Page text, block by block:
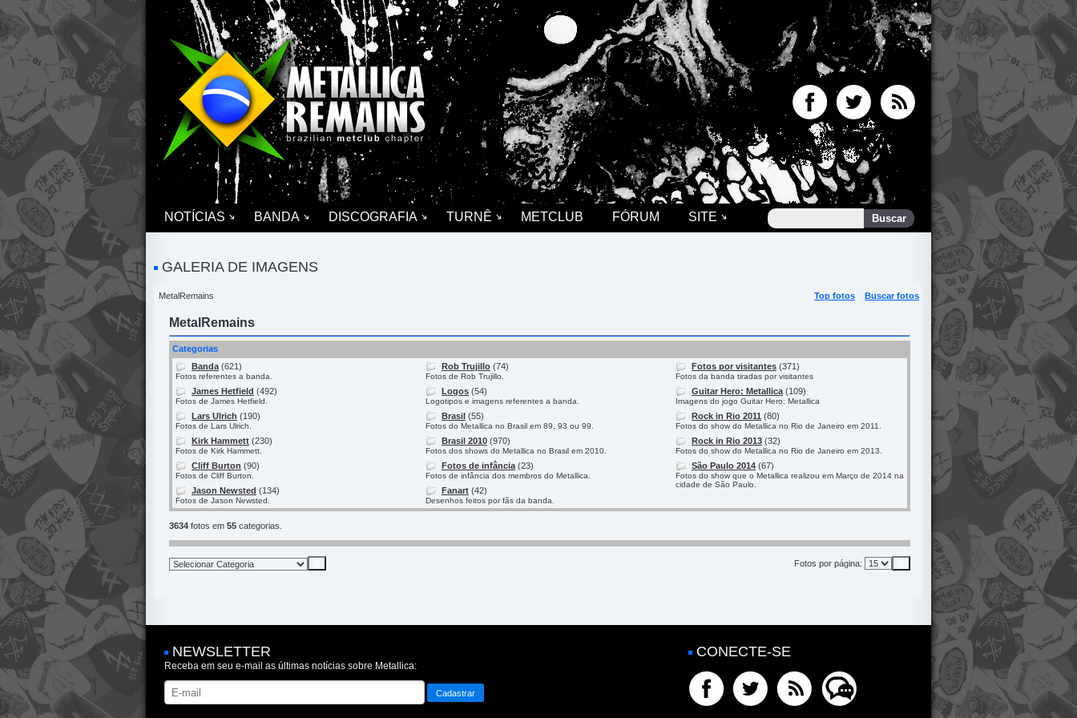
NOTÍCIAS BANDA DISCOGRAFIA TURNÊ METCLUB FÓRUM SITE
GALERIA DE IMAGENS
MetalRemains Top fotos Buscar fotos
MetalRemains
Categorias
Banda (621)
Fotos referentes a banda.
James Hetfield (492)
Fotos de James Hetfield.
Lars Ulrich (190)
Fotos de Lars Ulrich.
Kirk Hammett (230)
Fotos de Kirk Hammett.
Cliff Burton (90)
Fotos de Cliff Burton.
Jason Newsted (134)
Fotos de Jason Newsted.
Rob Trujillo (74)
Fotos de Rob Trujillo.
Logos (54)
Logotipos e imagens referentes a banda.
Brasil (55)
Fotos do Metallica no Brasil em 89, 93 ou 99.
Brasil 2010 (970)
Fotos dos shows do Metallica no Brasil em 2010.
Fotos de infância (23)
Fotos de infância dos membros do Metallica.
Fanart (42)
Desenhos feitos por fãs da banda.
Fotos por visitantes (371)
Fotos da banda tiradas por visitantes
Guitar Hero: Metallica (109)
Imagens do jogo Guitar Hero: Metallica
Rock in Rio 2011 (80)
Fotos do show do Metallica no Rio de Janeiro em 2011.
Rock in Rio 2013 (32)
Fotos do show do Metallica no Rio de Janeiro em 2013.
São Paulo 2014 (67)
Fotos do show que o Metallica realizou em Março de 2014 na
cidade de São Paulo.
3634 fotos em 55 categorias.
Fotos por página:
NEWSLETTER
Receba em seu e-mail as últimas notícias sobre Metallica:
CONECTE-SE